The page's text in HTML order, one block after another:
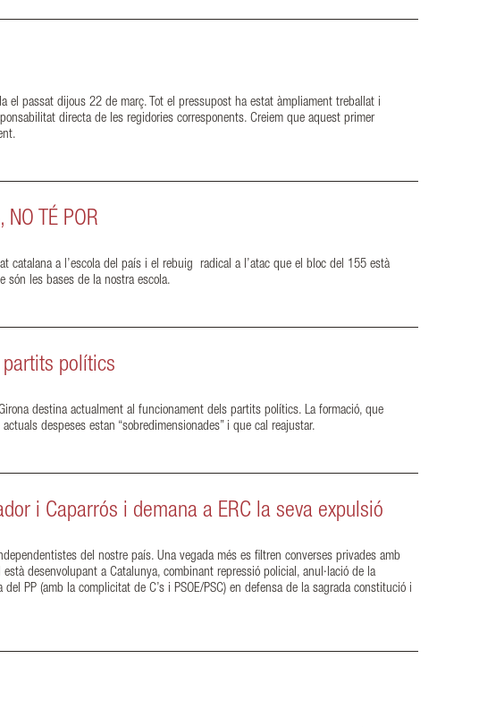
passat dijous 22 de març. Tot el pressupost ha estat àmpliament treballat i
directa de les regidories corresponents. Creiem que aquest primer
NO TÉ POR
a l’escola del país i el rebuig radical a l’atac que el bloc del 155 està
que són les bases de la nostra escola.
polítics
destina actualment al funcionament dels partits polítics. La formació, que
despeses estan “sobredimensionades” i que cal reajustar.
i Caparrós i demana a ERC la seva expulsió
del nostre país. Una vegada més es filtren converses privades amb
desenvolupant a Catalunya, combinant repressió policial, anul·lació de la
PP (amb la complicitat de C’s i PSOE/PSC) en defensa de la sagrada constitució i